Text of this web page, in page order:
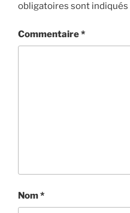
obligatoires sont indiqués
Commentaire*
Nom*